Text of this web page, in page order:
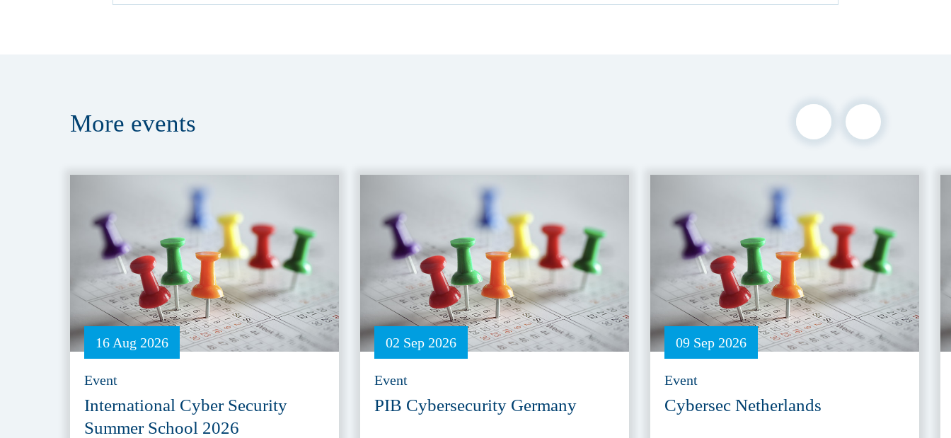
More events
16 Aug 2026
Event
International Cyber Security
Summer School 2026
02 Sep 2026
Event
PIB Cybersecurity Germany
09 Sep 2026
Event
Cybersec Netherlands